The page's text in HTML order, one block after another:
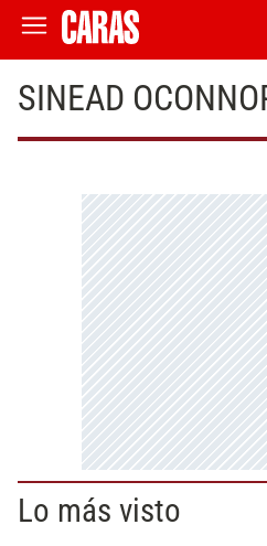
SINEAD
Lo más visto